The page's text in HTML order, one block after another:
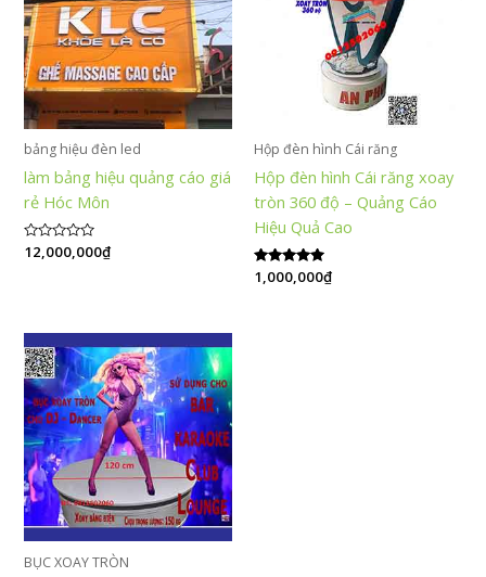
bảng hiệu đèn led
làm bảng hiệu quảng cáo giá
rẻ Hóc Môn
Được
xếp
12,000,000₫
Hộp đèn hình Cái răng
Hộp đèn hình Cái răng xoay
tròn 360 độ – Quảng Cáo
Hiệu Quả Cao
Được xếp
hạng
1,000,000₫
BỤC XOAY TRÒN